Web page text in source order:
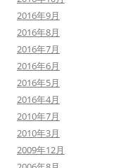
2016年9月
2016年8月
2016年7月
2016年6月
2016年5月
2016年4月
2010年7月
2010年3月
2009年12月